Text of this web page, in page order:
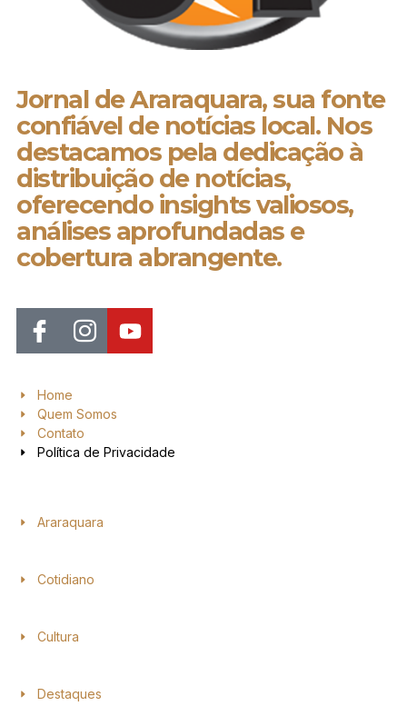
Jornal de Araraquara, sua fonte
confiável de notícias local. Nos
destacamos pela dedicação à
distribuição de notícias,
oferecendo insights valiosos,
análises aprofundadas e
cobertura abrangente.
Home
Quem Somos
Contato
Política de Privacidade
Araraquara
Cotidiano
Cultura
Destaques